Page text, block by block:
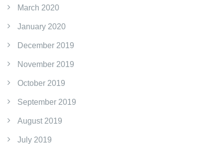
March 2020
January 2020
December 2019
November 2019
October 2019
September 2019
August 2019
July 2019